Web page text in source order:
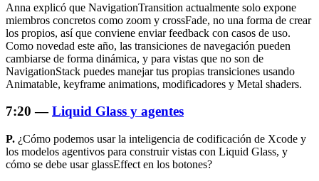
Anna explicó que NavigationTransition actualmente solo expone
miembros concretos como zoom y crossFade, no una forma de crear
los propios, así que conviene enviar feedback con casos de uso.
Como novedad este año, las transiciones de navegación pueden
cambiarse de forma dinámica, y para vistas que no son de
NavigationStack puedes manejar tus propias transiciones usando
Animatable, keyframe animations, modificadores y Metal shaders.
7:20 —Liquid Glass y agentes
P. ¿Cómo podemos usar la inteligencia de codificación de Xcode y
los modelos agentivos para construir vistas con Liquid Glass, y
cómo se debe usar glassEffect en los botones?